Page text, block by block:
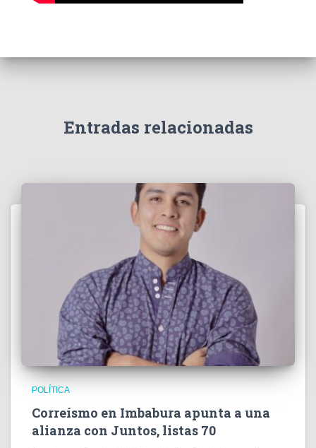
Entradas relacionadas
POLÍTICA
Correísmo en Imbabura apunta a una
alianza con Juntos, listas 70